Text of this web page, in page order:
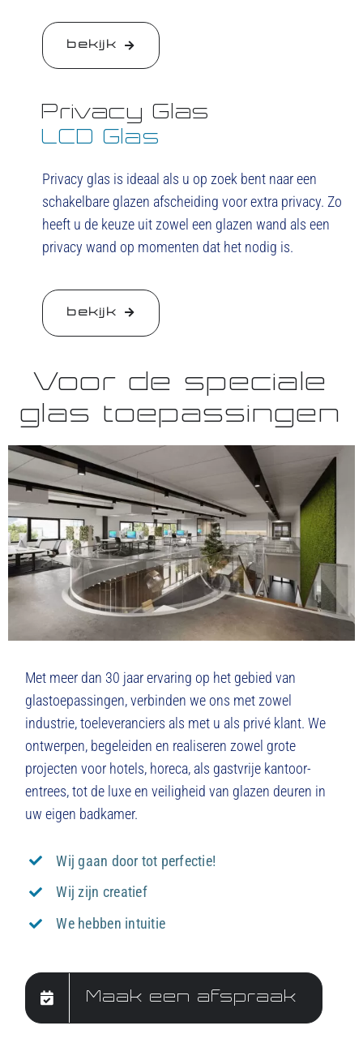
bekijk
Privacy Glas
LCD Glas
Privacy glas is ideaal als u op zoek bent naar een
schakelbare glazen afscheiding voor extra privacy. Zo
heeft u de keuze uit zowel een glazen wand als een
privacy wand op momenten dat het nodig is.
bekijk
Voor de speciale
glas toepassingen
Met meer dan 30 jaar ervaring op het gebied van
glastoepassingen, verbinden we ons met zowel
industrie, toeleveranciers als met u als privé klant. We
ontwerpen, begeleiden en realiseren zowel grote
projecten voor hotels, horeca, als gastvrije kantoor-
entrees, tot de luxe en veiligheid van glazen deuren in
uw eigen badkamer.
Wij gaan door tot perfectie!
Wij zijn creatief
We hebben intuitie
Maak een afspraak